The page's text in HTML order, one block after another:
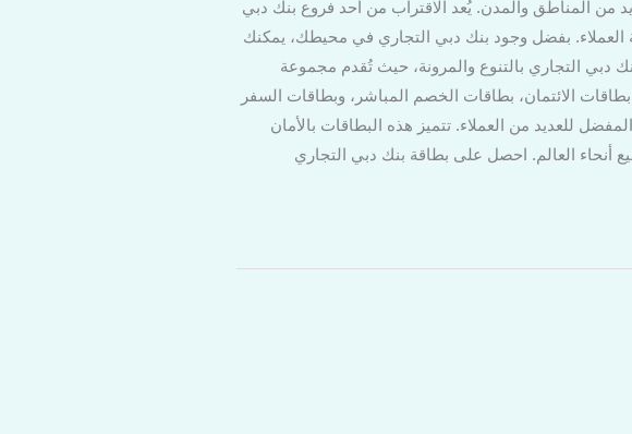
من المناطق والمدن. يُعد الاقتراب من أحد فروع بنك دبي
العملاء. بفضل وجود بنك دبي التجاري في محيطك، يمكنك
دبي التجاري بالتنوع والمرونة، حيث تُقدم مجموعة
الائتمان، بطاقات الخصم المباشر، وبطاقات السفر
للعديد من العملاء. تتميز هذه البطاقات بالأمان
أنحاء العالم. احصل على بطاقة بنك دبي التجاري